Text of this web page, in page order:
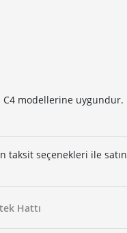
C4 modellerine uygundur.
taksit seçenekleri ile satın
Hattı